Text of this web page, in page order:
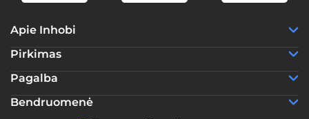
Apie Inhobi
Pirkimas
Pagalba
Bendruomenė